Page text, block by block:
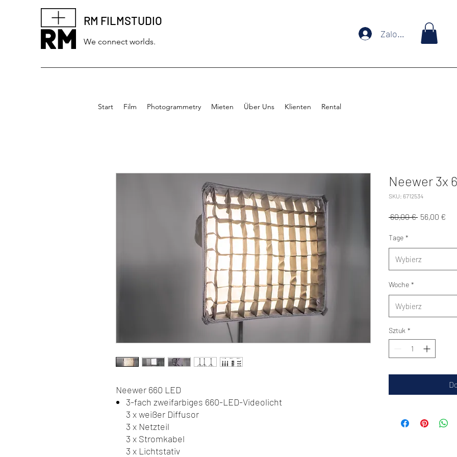
RM FILMSTUDIO
We connect worlds.
Zaloguj się
Neewer 660 LED
3-fach zweifarbiges 660-LED-Videolicht
3 x weißer Diffusor
3 x Netzteil
3 x Stromkabel
3 x Lichtstativ
Neewer 3x
SKU: 6712534
60,00 € Regularna
56,00 €
Tage *
Wybierz
Woche *
Wybierz
Sztuk *
Start Film Photogrammetry Mieten Über Uns Klienten Rental